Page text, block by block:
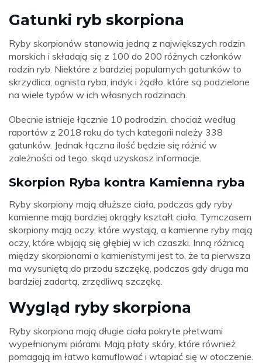
Gatunki ryb skorpiona
Ryby skorpionów stanowią jedną z największych rodzin
morskich i składają się z 100 do 200 różnych członków
rodzin ryb. Niektóre z bardziej popularnych gatunków to
skrzydlica, ognista ryba, indyk i żądło, które są podzielone
na wiele typów w ich własnych rodzinach.
Obecnie istnieje łącznie 10 podrodzin, chociaż według
raportów z 2018 roku do tych kategorii należy 338
gatunków. Jednak łączna ilość będzie się różnić w
zależności od tego, skąd uzyskasz informacje.
Skorpion Ryba kontra Kamienna ryba
Ryby skorpiony mają dłuższe ciała, podczas gdy ryby
kamienne mają bardziej okrągły kształt ciała. Tymczasem
skorpiony mają oczy, które wystają, a kamienne ryby mają
oczy, które wbijają się głębiej w ich czaszki. Inną różnicą
między skorpionami a kamienistymi jest to, że ta pierwsza
ma wysuniętą do przodu szczękę, podczas gdy druga ma
bardziej zadartą, zrzędliwą szczękę.
Wygląd ryby skorpiona
Ryby skorpiona mają długie ciała pokryte płetwami
wypełnionymi piórami. Mają płaty skóry, które również
pomagają im łatwo kamuflować i wtapiać się w otoczenie.